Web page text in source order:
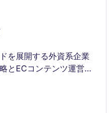
を展開する外資系企業
とECコンテンツ運営を
・SNS・CRMなど各チ
化と顧客エンゲージメ